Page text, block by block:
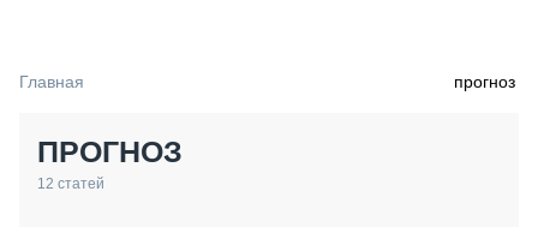
ТЕХНИКА КРУПНЫМ ПЛАНОМ
ИСПЫТАТЕЛИ
Главная прогноз
ПРОГНОЗ
12 статей